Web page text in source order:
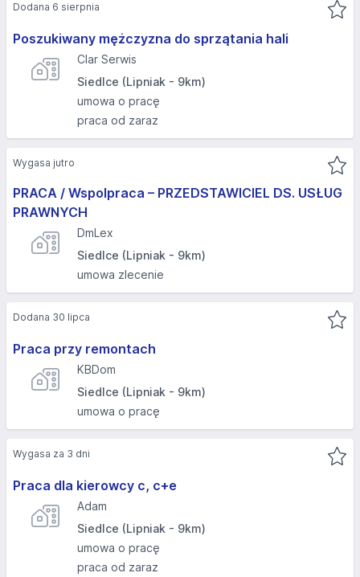
Poszukiwany mężczyzna do sprzątania hali
Clar Serwis
Siedlce (Lipniak - 9km)
umowa o pracę
praca od zaraz
Dodana 6 sierpnia
PRACA / Wspolpraca – PRZEDSTAWICIEL DS. USŁUG
PRAWNYCH
DmLex
Siedlce (Lipniak - 9km)
umowa zlecenie
Wygasa jutro
Praca przy remontach
KBDom
Siedlce (Lipniak - 9km)
umowa o pracę
Dodana 30 lipca
Praca dla kierowcy c, c+e
Adam
Siedlce (Lipniak - 9km)
umowa o pracę
praca od zaraz
Wygasa za 3 dni